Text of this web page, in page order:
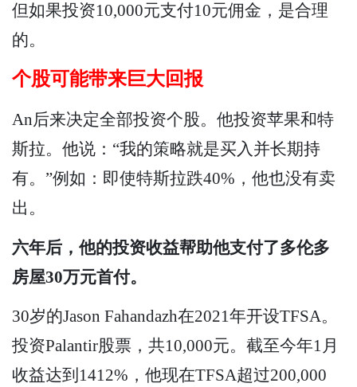
但如果投资10,000元支付10元佣金，是合理
的。
个股可能带来巨大回报
An后来决定全部投资个股。他投资苹果和特
斯拉。他说：“我的策略就是买入并长期持
有。”例如：即使特斯拉跌40%，他也没有卖
出。
六年后，他的投资收益帮助他支付了多伦多
房屋30万元首付。
30岁的Jason Fahandazh在2021年开设TFSA。
投资Palantir股票，共10,000元。截至今年1月
收益达到1412%，他现在TFSA超过200,000